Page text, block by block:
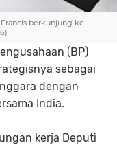
berkunjung ke
(BP)
sebagai
dengan
India.
kerja Deputi